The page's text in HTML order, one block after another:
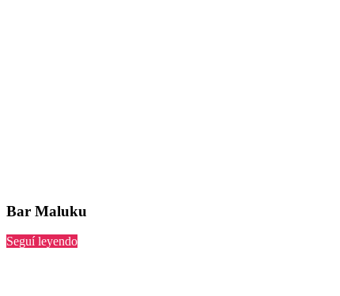
Bar Maluku
Seguí leyendo“Maluku”